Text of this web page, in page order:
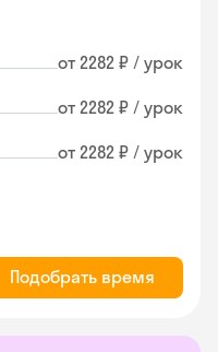
от 2282 ₽ / урок
от 2282 ₽ / урок
от 2282 ₽ / урок
Подобрать время